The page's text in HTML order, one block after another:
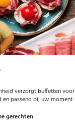
verzorgt buffetten
passend bij uw moment.
gerechten